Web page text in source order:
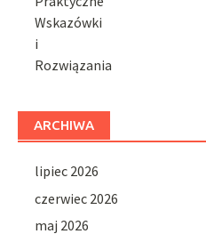
ARCHIWA
lipiec 2026
czerwiec 2026
maj 2026